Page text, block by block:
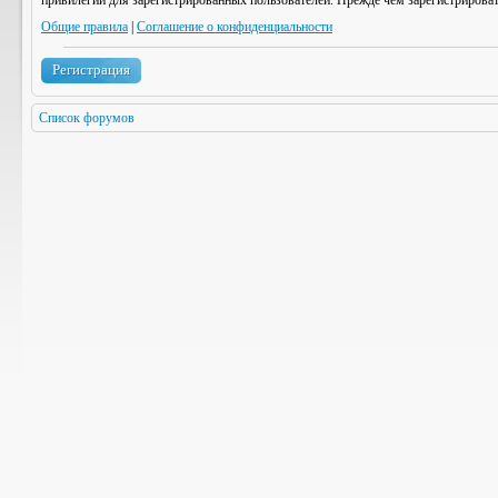
Общие правила Соглашение о конфиденциальности
Регистрация
Список форумов